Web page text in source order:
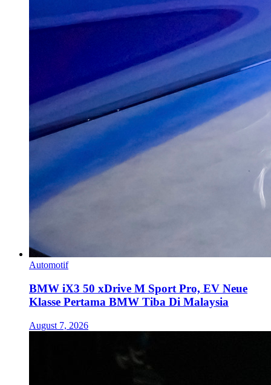
Automotif
BMW iX3 50 xDrive M Sport Pro, EV Neue
Klasse Pertama BMW Tiba Di Malaysia
August 7, 2026